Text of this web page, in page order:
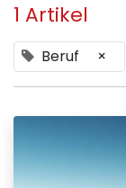
1 Artikel
Beruf ×